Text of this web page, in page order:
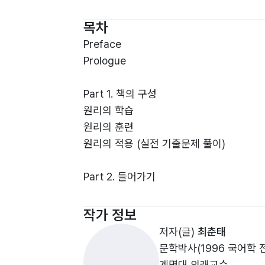
원리에 강하다! 스스로 분석하고 종합하는 힘
실전에 강하다! <독쫑> 원리가 내재화되
수능에 강하다! 수능이 요구하는 ‘사고적 독
1) 원리에 강하다! 스스로 분석하고 종합하
국어영역(구 언어영역)을 공부하다 보면
그럴까? 필자가 수능이 시작된 이래 16년
2. 원리의 훈련 (단락+지문)
목차
Preface
Prologue
Part 1. 책의 구성
원리의 학습
원리의 훈련
원리의 적용 (실전 기출문제 풀이)
Part 2. 들어가기
사고적 독해를 하면 문제는 다 풀린다
글에는 예외 없는 원리가 있다
작가 정보
저자(글) 최춘태
문학박사(1996 국어학